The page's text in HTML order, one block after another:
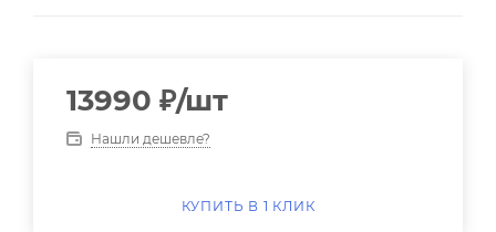
13990 ₽/шт
Нашли дешевле?
КУПИТЬ В 1 КЛИК